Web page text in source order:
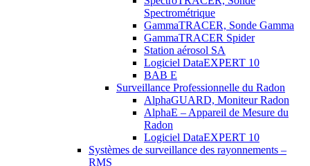
Spectrométrique
GammaTRACER, Sonde Gamma
GammaTRACER Spider
Station aérosol SA
Logiciel DataEXPERT 10
BAB E
Surveillance Professionnelle du Radon
AlphaGUARD, Moniteur Radon
AlphaE – Appareil de Mesure du
Radon
Logiciel DataEXPERT 10
Systèmes de surveillance des rayonnements –
RMS